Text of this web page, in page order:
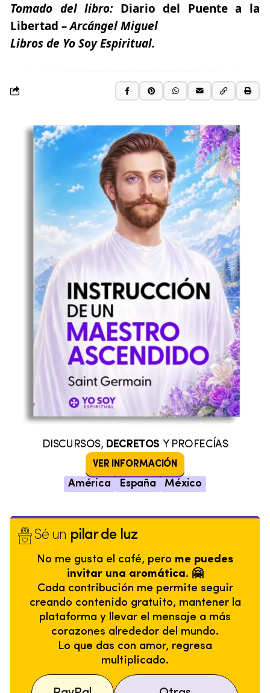
Tomado del libro: Diario del Puente a la
Libertad – Arcángel Miguel
Libros de Yo Soy Espiritual.
DISCURSOS, DECRETOS Y PROFECÍAS
VER INFORMACIÓN
América España México
Sé un pilar de luz
No me gusta el café, pero me puedes
invitar una aromática. 🤗
Cada contribución me permite seguir
creando contenido gratuito, mantener la
plataforma y llevar el mensaje a más
corazones alrededor del mundo.
Lo que das con amor, regresa
multiplicado.